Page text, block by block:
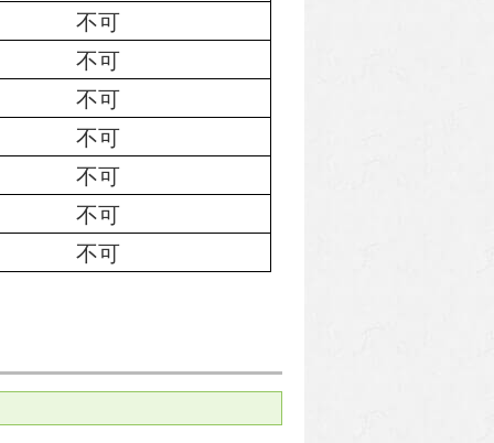
不可
不可
不可
不可
不可
不可
不可